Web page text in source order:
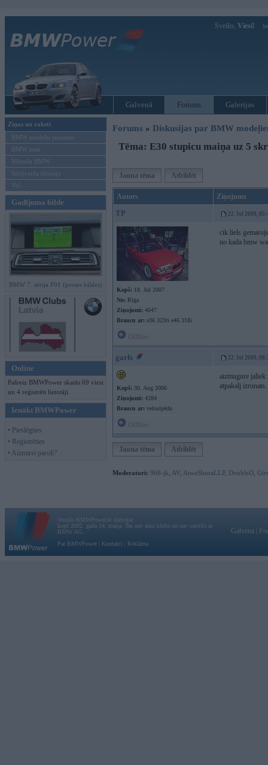
Sveiks, Viesi!
Galvenā Forums Galerijas
Ziņas un raksti
BMW modeļu jaunumi
BMW testi
Mēneša BMW
Sērijveida tūnings
Vel...
Gadījuma bilde
BMW 7. sērija F01 (preses bildes)
Online
Pašreiz BMWPower skatās 69 viesi
un 4 reģistrēti lietotāji.
Ienākt BMWPower
• Pieslēgties
• Reģistrēties
• Aizmirsi paroli?
Forums » Diskusijas par BMW
Tēma: E30 stupicu maiņa uz 5
Jauna tēma Atbildēt
Autors Ziņojums
TP 22. Jul 2009,
Kopš: 18. Jul 2007
No: Rīga
Ziņojumi: 4047
Braucu ar: e36 323ti e46 318i
cik liels
no kada bmw
garfs 22. Jul 2009,
Kopš: 30. Aug 2006
Ziņojumi: 4284
Braucu ar: velosipēdu
aizmugure jaliek
atpakalj izrunats.
Jauna tēma Atbildēt
Moderatori: 968-jk AV AiwaShuraLLP, DoubleD
Vortāls BMWPower.lv darbojas
kopš 2002. gada 14. maija. Tas nav auto klubs un nav saistīts ar
BMW AG.
Par BMWPower
Kontakti Reklāma
Galvena